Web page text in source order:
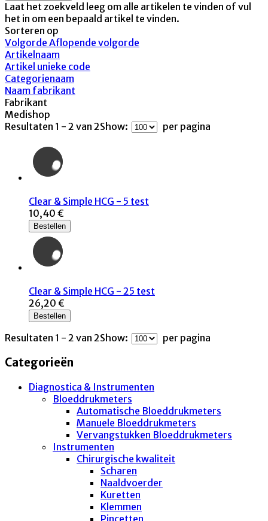
Laat het zoekveld leeg om alle artikelen te vinden of vul
het in om een bepaald artikel te vinden.
Sorteren op
Volgorde Aflopende volgorde
Artikelnaam
Artikel unieke code
Categorienaam
Naam fabrikant
Fabrikant
Medishop
Resultaten 1 - 2 van 2Show: per pagina
Clear & Simple HCG - 5 test
10,40 €
Bestellen
Clear & Simple HCG - 25 test
26,20 €
Bestellen
Resultaten 1 - 2 van 2Show: per pagina
Categorieën
Diagnostica & Instrumenten
Bloeddrukmeters
Automatische Bloeddrukmeters
Manuele Bloeddrukmeters
Vervangstukken Bloeddrukmeters
Instrumenten
Chirurgische kwaliteit
Scharen
Naaldvoerder
Kuretten
Klemmen
Pincetten